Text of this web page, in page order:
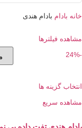
بادام هندی
ها
سریع